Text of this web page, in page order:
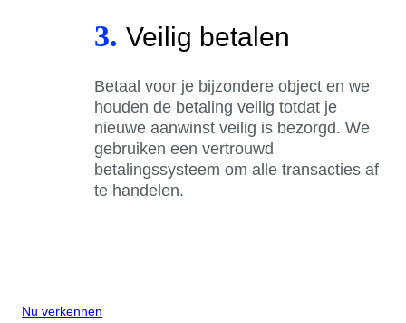
3. Veilig betalen
Betaal voor je bijzondere object en we
houden de betaling veilig totdat je
nieuwe aanwinst veilig is bezorgd. We
gebruiken een vertrouwd
betalingssysteem om alle transacties af
te handelen.
Nu verkennen